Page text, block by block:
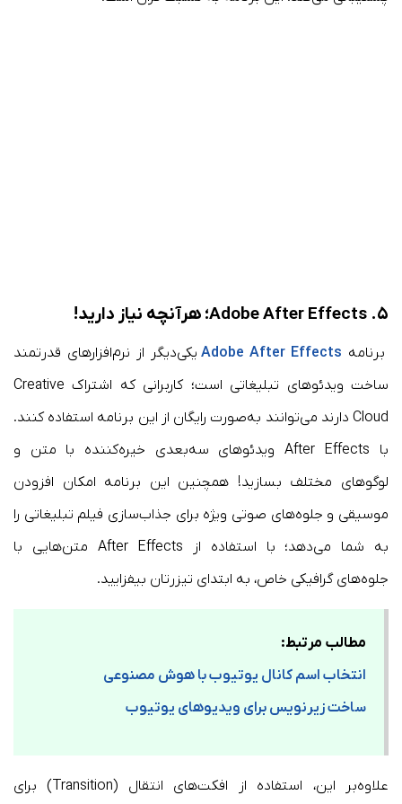
۵. Adobe After Effects؛ هرآنچه نیاز دارید!
برنامه Adobe After Effects یکی‌دیگر از نرم‌افزارهای قدرتمند
ساخت ویدئوهای تبلیغاتی است؛ کاربرانی که اشتراک Creative
Cloud دارند می‌توانند به‌صورت رایگان از این برنامه استفاده کنند.
با After Effects ویدئوهای سه‌بعدی خیره‌کننده‌ با متن و
لوگو‌های مختلف بسازید! همچنین این برنامه امکان افزودن
موسیقی و جلوه‌های صوتی ویژه برای جذاب‌سازی فیلم تبلیغاتی‌ را
به شما می‌دهد؛ با استفاده از After Effects متن‌هایی با
جلوه‌های گرافیکی خاص، به ابتدای تیزرتان بیفزایید.
مطالب مرتبط:
انتخاب اسم کانال یوتیوب با هوش مصنوعی
ساخت زیرنویس برای ویدیوهای یوتیوب
علاوه‌بر این، استفاده از افکت‌های انتقال (Transition) برای